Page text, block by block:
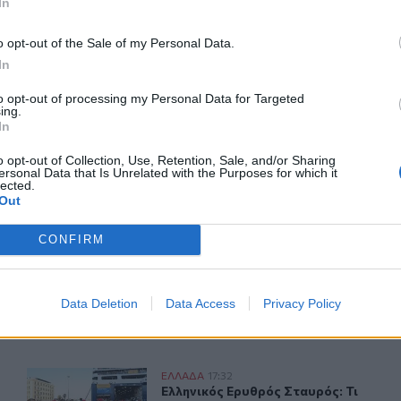
opt-out of the Sale of my Personal Data.
opt-out of processing my Personal Data for Targeted
opt-out of Collection, Use, Retention, Sale, and/or Sharing
Data that Is Unrelated with the Purposes for which it
CONFIRM
Data Deletion Data Access Privacy Policy
Πλοίο
του CRETALIVE
ΕΊΔΗΣΗ
Αττικής
στο Μαρκόπουλο Αττικής
Ελληνικός Ερυθρός Σταυρός: Τι πρέπει να περιέχει ένα
ΕΛΛAΔΑ 17:32
Ελληνικός Ερυθρός Σταυρός: Τι
Ελληνικός Ερυθρός Σταυρός: Τι